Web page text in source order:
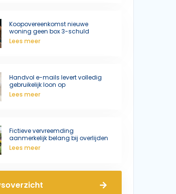
Koopovereenkomst nieuwe
woning geen box 3-schuld
Lees meer
Handvol e-mails levert volledig
gebruikelijk loon op
Lees meer
Fictieve vervreemding
aanmerkelijk belang bij overlijden
Lees meer